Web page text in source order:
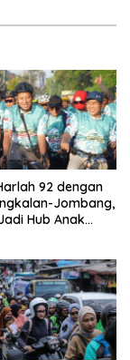
92 dengan
Jombang,
Hub Anak